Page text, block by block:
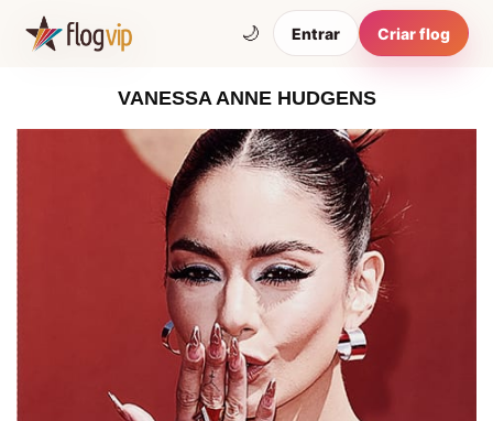
🌙 Entrar Criar flog
VANESSA ANNE HUDGENS